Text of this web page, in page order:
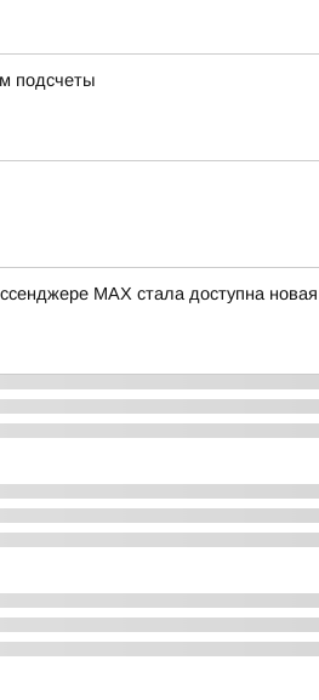
подсчеты
MAX стала доступна